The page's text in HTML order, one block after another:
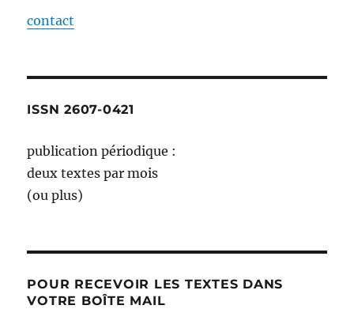
contact
ISSN 2607-0421
publication périodique :
deux textes par mois
(ou plus)
POUR RECEVOIR LES TEXTES DANS
VOTRE BOÎTE MAIL